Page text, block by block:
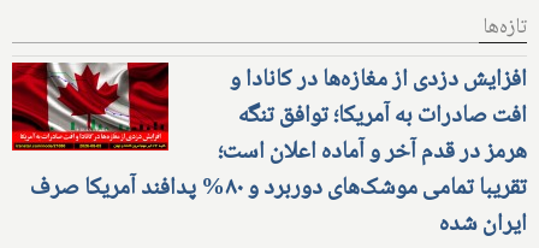
تازه‌ها
افزایش دزدی از مغازه‌ها در کانادا و
افت صادرات به آمریکا؛ توافق تنگه
هرمز در قدم آخر و آماده اعلان است؛
تقریبا تمامی موشک‌های دوربرد و ۸۰% پدافند آمریکا صرف
ایران شده